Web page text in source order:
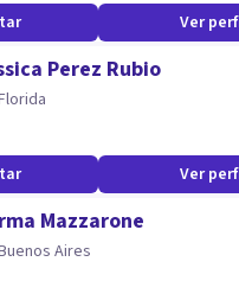
Ver
Perez Rubio
Ver
Mazzarone
Aires